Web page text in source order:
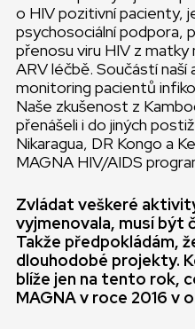
o HIV pozitivní pacienty,
psychosociální podpora,
přenosu viru HIV z
ARV léčbě. Součástí naší
monitoring pacientů
Naše zkušenost z
přenášeli i do jiných
Nikaragua, DR Kongo a
MAGNA HIV/AIDS
Zvládat veškeré
vyjmenovala, musí být
Takže předpokládám,
dlouhodobé projekty.
blíže jen na tento rok,
MAGNA v roce 2016 v